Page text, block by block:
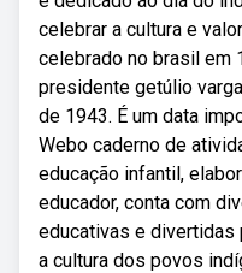
celebrar a cultura e
celebrado no brasil em
presidente getúlio
de 1943. É um data
Webo caderno de
educação infantil,
educador, conta com
educativas e divertidas
a cultura dos povos